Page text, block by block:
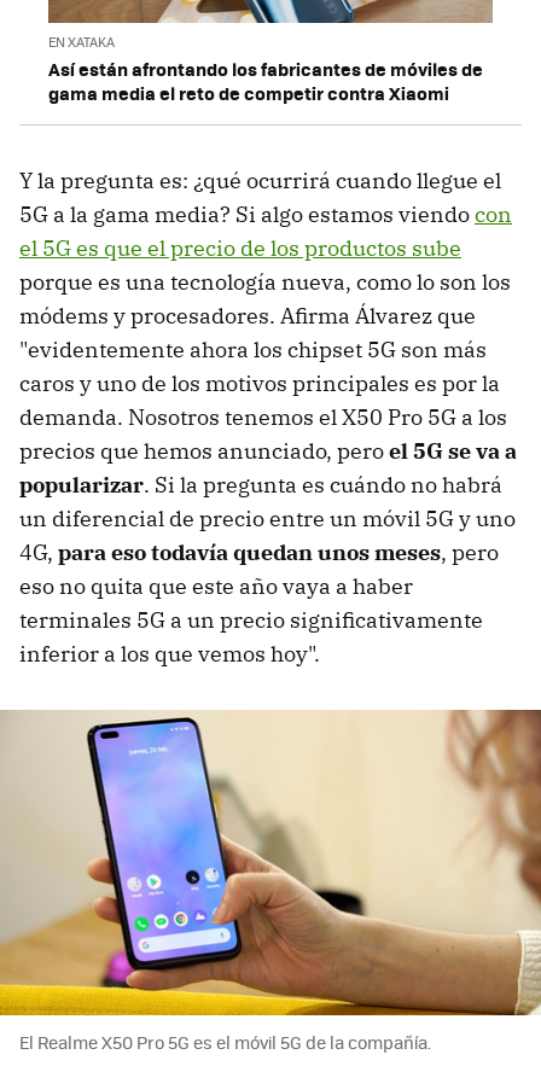
EN XATAKA
Así están afrontando los fabricantes de móviles de
gama media el reto de competir contra Xiaomi
Y la pregunta es: ¿qué ocurrirá cuando llegue el
5G a la gama media? Si algo estamos viendocon
el 5G es que el precio de los productos sube
porque es una tecnología nueva, como lo son los
módems y procesadores. Afirma Álvarez que
"evidentemente ahora los chipset 5G son más
caros y uno de los motivos principales es por la
demanda. Nosotros tenemos el X50 Pro 5G a los
precios que hemos anunciado, peroel 5G se va a
popularizar. Si la pregunta es cuándo no habrá
un diferencial de precio entre un móvil 5G y uno
4G, para eso todavía quedan unos meses, pero
eso no quita que este año vaya a haber
terminales 5G a un precio significativamente
inferior a los que vemos hoy".
El Realme X50 Pro 5G es el móvil 5G de la compañía.